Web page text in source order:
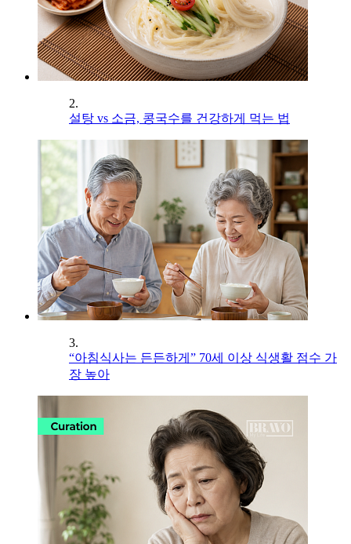
2.
설탕 vs 소금, 콩국수를 건강하게 먹는 법
3.
“아침식사는 든든하게” 70세 이상 식생활 점수 가
장 높아